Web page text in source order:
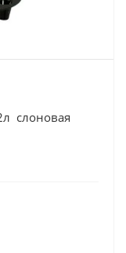
слоновая